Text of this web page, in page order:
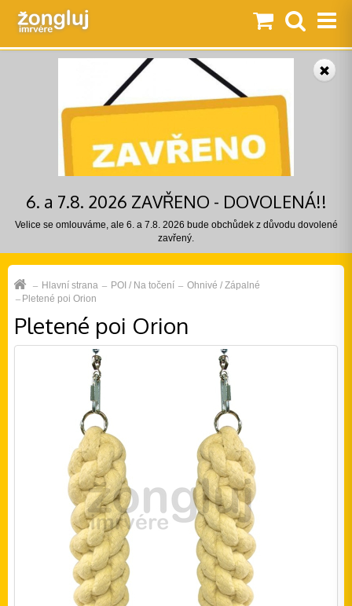
6. a 7.8. 2026 ZAVŘENO - DOVOLENÁ!!
Velice se omlouváme, ale 6. a 7.8. 2026 bude obchůdek z důvodu dovolené
zavřený.
Hlavní strana POI / Na točení
Ohnivé / Zápalné
Pletené poi Orion
Pletené poi Orion